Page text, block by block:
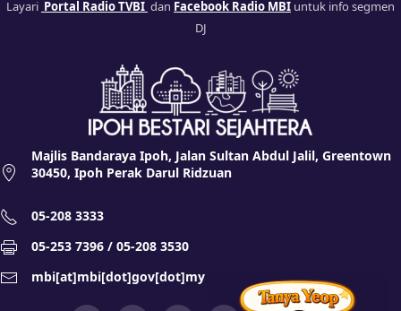
Layari Portal Radio TVBI dan Facebook Radio MBI untuk info segmen
DJ
Majlis Bandaraya Ipoh, Jalan Sultan Abdul Jalil, Greentown
30450, Ipoh Perak Darul Ridzuan
05-208 3333
05-253 7396 / 05-208 3530
mbi[at]mbi[dot]gov[dot]my